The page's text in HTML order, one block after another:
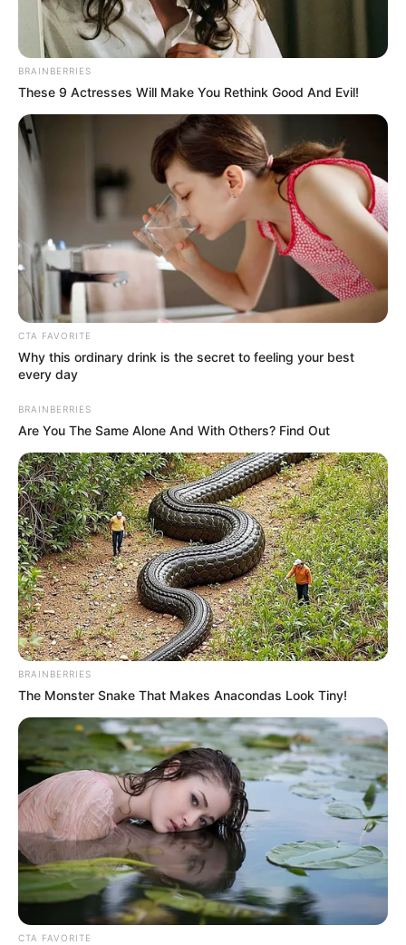
¿Mauricio y Dani vuelven a
separarse? Así fue el
primer capítulo de 'Pa'
SAN GIL
La imagen que lo
persiguió por 15 años
terminó convertida en
“Locura”, el libro de Jhon
López
NOVELAS DE RCN
argentino, recomendó una
ALERTA BOGOTÁ
A qué se dedica
actualmente Fabio
Velasco, actor de ‘Amor
sincero’: "Mi mayor
desempeño es en el
teatro"
BETTY, LA FEA
Ecomoda: vuelve Betty la
Fea con secretos, bodas y
puro drama
MINISTROS
Espectáculo de novela:
políticos antioqueños
sobre consejo de ministros
de Petro
BRAINBERRIES
These 9 Actresses Will Make You Rethink Good And Evil!
CTA FAVORITE
Why this ordinary drink is the secret to feeling your best
every day
BRAINBERRIES
Are You The Same Alone And With Others? Find Out
BRAINBERRIES
The Monster Snake That Makes Anacondas Look Tiny!
CTA FAVORITE